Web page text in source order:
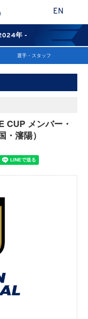
EN
年 -
選手・スタッフ
CUP メンバー・
瀋陽）